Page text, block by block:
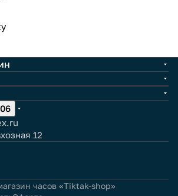
12
часов «Tiktak-shop»